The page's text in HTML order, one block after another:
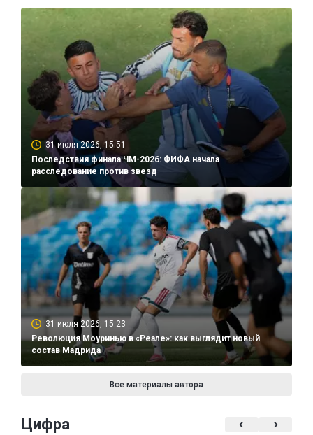
31 июля 2026, 15:51
Последствия финала ЧМ-2026: ФИФА начала
расследование против звезд
31 июля 2026, 15:23
Революция Моуринью в «Реале»: как выглядит новый
состав Мадрида
Все материалы автора
Цифра